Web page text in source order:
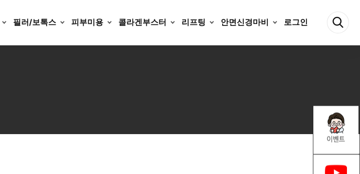
필러/보톡스 피부미용 콜라겐부스터 리프팅 안면신경마비 로그인